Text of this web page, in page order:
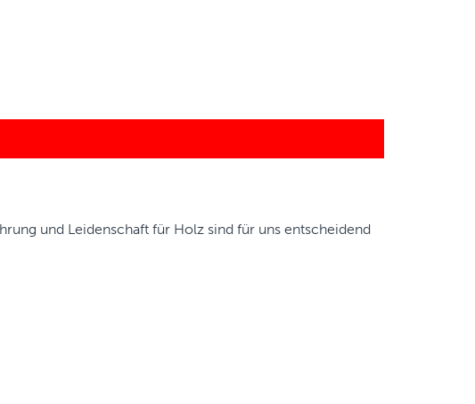
und Leidenschaft für Holz sind für uns entscheidend